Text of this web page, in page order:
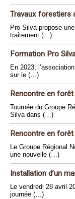
Travaux forestiers
Pro Silva propose
traitement (…)
Formation Pro
En 2023,
sur le (…)
Rencontre en
Tournée du Groupe
Silva dans (…)
Rencontre en
Le Groupe Régional
une nouvelle (…)
Installation d’un
Le vendredi 28 avril
journée (…)